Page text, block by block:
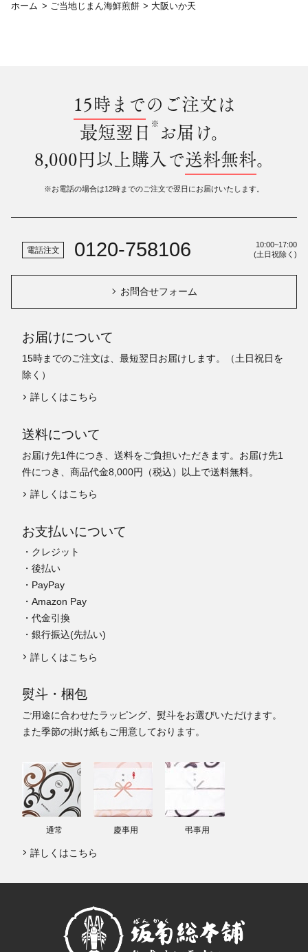
ホーム > ご当地じまん海鮮煎餅 > 大阪いか天
15時までのご注文は
最短翌日 ※ お届け。
8,000円以上購入で送料無料。
※お電話の場合は12時までのご注文で翌日にお届けいたします。
電話注文 0120-758106
10:00~17:00
(土日祝除く)
お問合せフォーム
お届けについて
15時までのご注文は、最短翌日お届けします。（土日祝日を
除く）
詳しくはこちら
送料について
お届け先1件につき、送料をご負担いただきます。お届け先1
件につき、商品代金8,000円（税込）以上で送料無料。
詳しくはこちら
お支払いについて
・クレジット
・後払い
・PayPay
・Amazon Pay
・代金引換
・銀行振込(先払い)
詳しくはこちら
熨斗・梱包
ご用途に合わせたラッピング、熨斗をお選びいただけます。
また季節の掛け紙もご用意しております。
通常 慶事用 弔事用
詳しくはこちら